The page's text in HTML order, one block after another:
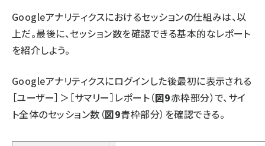
Googleアナリティクスにおけるセッションの仕組みは、以
上だ。最後に、セッション数を確認できる基本的なレポート
を紹介しよう。
Googleアナリティクスにログインした後最初に表示される
［ユーザー］＞［サマリー］レポート（図9赤枠部分）で、サイ
ト全体のセッション数（図9青枠部分）を確認できる。